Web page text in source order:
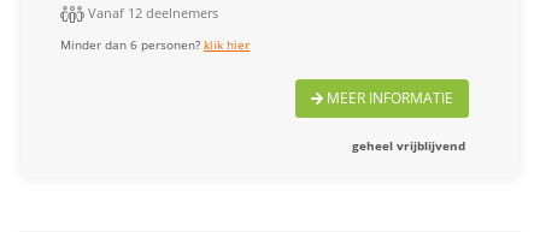
Vanaf 12 deelnemers
Minder dan 6 personen?klik hier
MEER INFORMATIE
geheel vrijblijvend